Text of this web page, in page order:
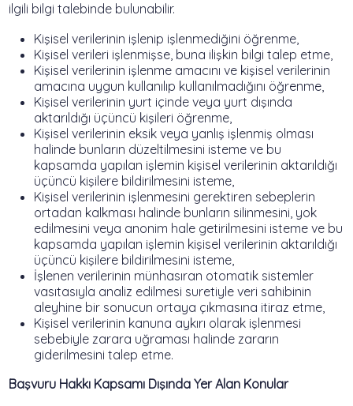
ilgili bilgi talebinde bulunabilir.
Kişisel verilerinin işlenip işlenmediğini öğrenme,
Kişisel verileri işlenmişse, buna ilişkin bilgi talep etme,
Kişisel verilerinin işlenme amacını ve kişisel verilerinin
amacına uygun kullanılıp kullanılmadığını öğrenme,
Kişisel verilerinin yurt içinde veya yurt dışında
aktarıldığı üçüncü kişileri öğrenme,
Kişisel verilerinin eksik veya yanlış işlenmiş olması
halinde bunların düzeltilmesini isteme ve bu
kapsamda yapılan işlemin kişisel verilerinin aktarıldığı
üçüncü kişilere bildirilmesini isteme,
Kişisel verilerinin işlenmesini gerektiren sebeplerin
ortadan kalkması halinde bunların silinmesini, yok
edilmesini veya anonim hale getirilmesini isteme ve bu
kapsamda yapılan işlemin kişisel verilerinin aktarıldığı
üçüncü kişilere bildirilmesini isteme,
İşlenen verilerinin münhasıran otomatik sistemler
vasıtasıyla analiz edilmesi suretiyle veri sahibinin
aleyhine bir sonucun ortaya çıkmasına itiraz etme,
Kişisel verilerinin kanuna aykırı olarak işlenmesi
sebebiyle zarara uğraması halinde zararın
giderilmesini talep etme.
Başvuru Hakkı Kapsamı Dışında Yer Alan Konular